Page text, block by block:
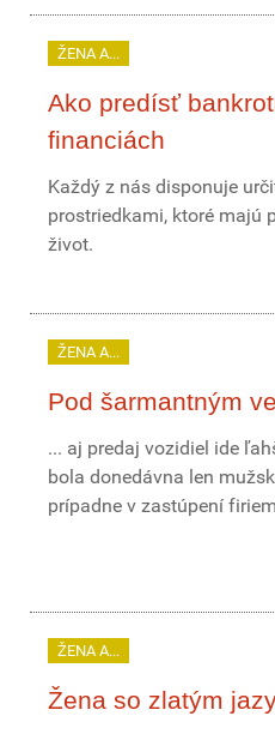
ŽENA A...
Ako predísť
financiách
Každý z nás disponuje
prostriedkami, ktoré majú
život.
ŽENA A...
Pod šarmantným
... aj predaj vozidiel ide
bola donedávna len
prípadne v zastúpení
ŽENA A...
Žena so zlatým